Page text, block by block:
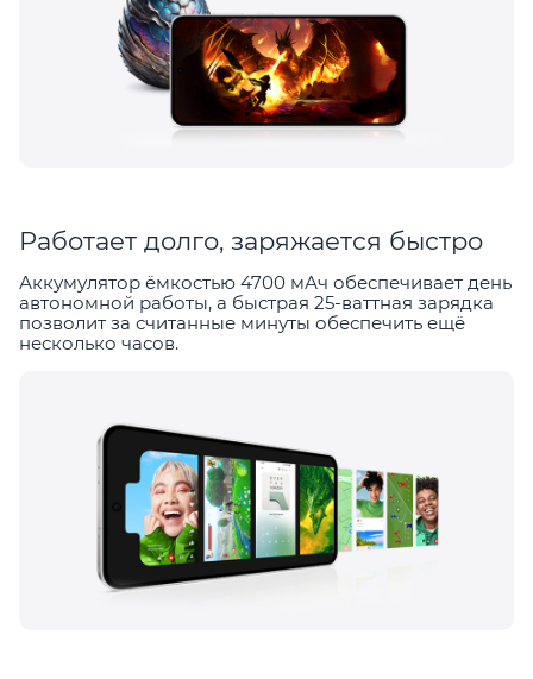
Работает долго, заряжается быстро
Аккумулятор ёмкостью 4700 мАч обеспечивает день
автономной работы, а быстрая 25-ваттная зарядка
позволит за считанные минуты обеспечить ещё
несколько часов.